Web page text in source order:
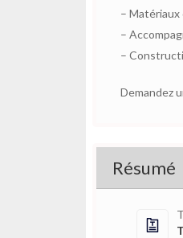
– Matériaux
–
–
Demandez
Résumé